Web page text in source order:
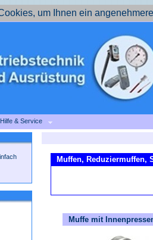
um Ihnen ein
Hilfe & Service
Muffen, Reduziermuffen,
Muffe mit